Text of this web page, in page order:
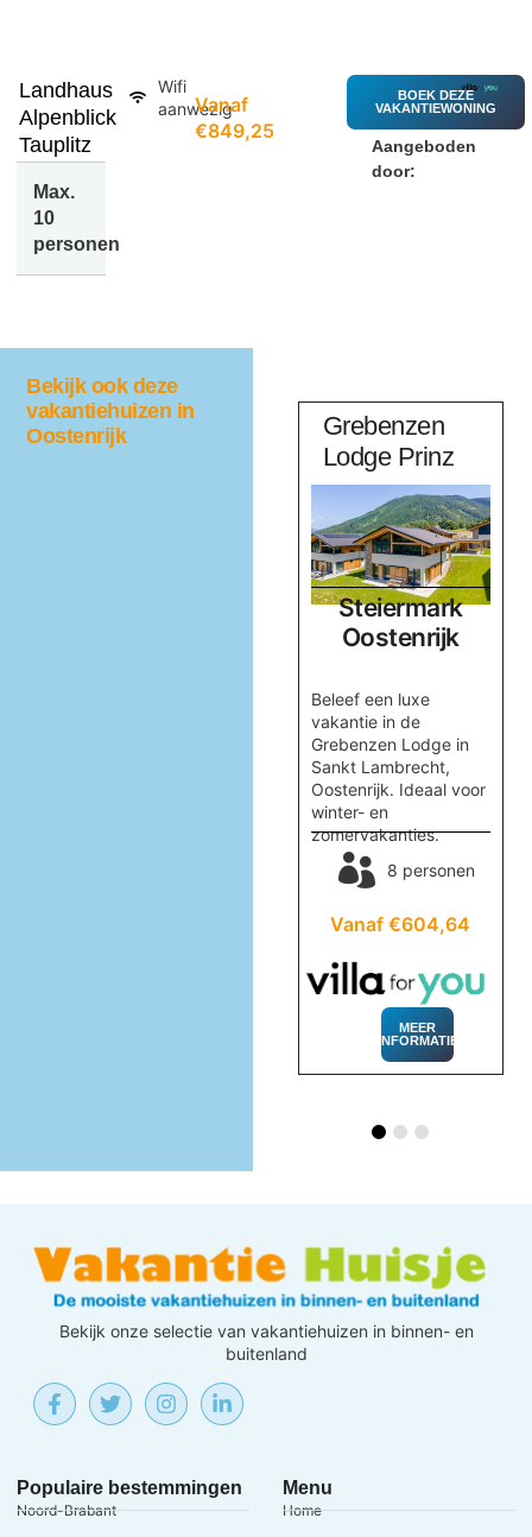
Landhaus
Alpenblick
Tauplitz
Max.
10
personen
Wifi
aanwezig
Vanaf
€849,25
BOEK DEZE
VAKANTIEWONING
Aangeboden
door:
Bekijk ook deze
vakantiehuizen in
Oostenrijk
Haus
Sonnberg
Grebenzen
Lodge Prinz
Steiermark
Oostenrijk
Beleef een luxe
vakantie in de
Grebenzen Lodge in
Sankt Lambrecht,
Oostenrijk. Ideaal voor
winter- en
zomervakanties.
8 personen
Vanaf €604,64
MEER
INFORMATIE
Bekijk onze selectie van vakantiehuizen in binnen- en
buitenland
Populaire bestemmingen
Noord-Brabant
Menu
Home